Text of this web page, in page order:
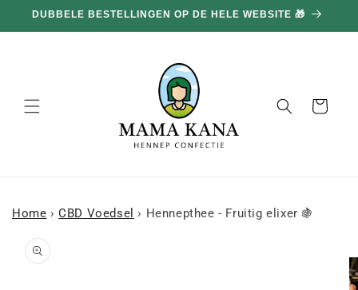
doorgaan
naar
DUBBELE BESTELLINGEN OP DE HELE WEBSITE 🎁
Mand
Home › CBD Voedsel › Hennepthee - Fruitig elixer 🍇
naar